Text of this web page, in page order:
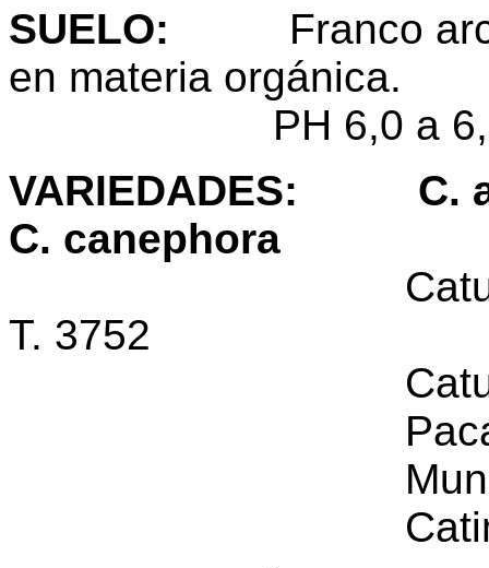
SUELO: Franco
en materia orgánica.
PH 6,0 a
VARIEDADES: C.
C. canephora
T. 3752
Caturra
Mundo
Catimor -